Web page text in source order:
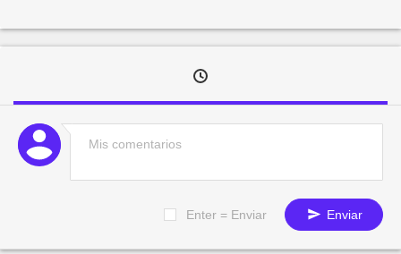
Enter = Enviar Enviar